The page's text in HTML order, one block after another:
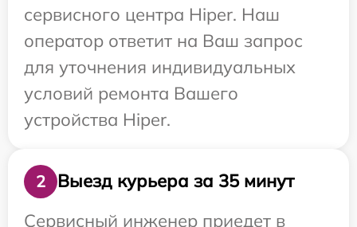
сервисного центра Hiper. Наш
оператор ответит на Ваш запрос
для уточнения индивидуальных
условий ремонта Вашего
устройства Hiper.
2
Выезд курьера за 35 минут
Сервисный инженер приедет в